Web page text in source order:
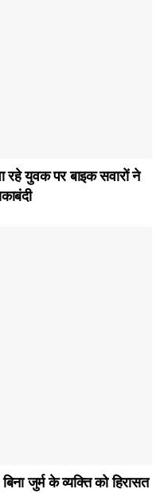
रहे युवक पर बाइक सवारों ने
जुर्म के व्यक्ति को हिरासत